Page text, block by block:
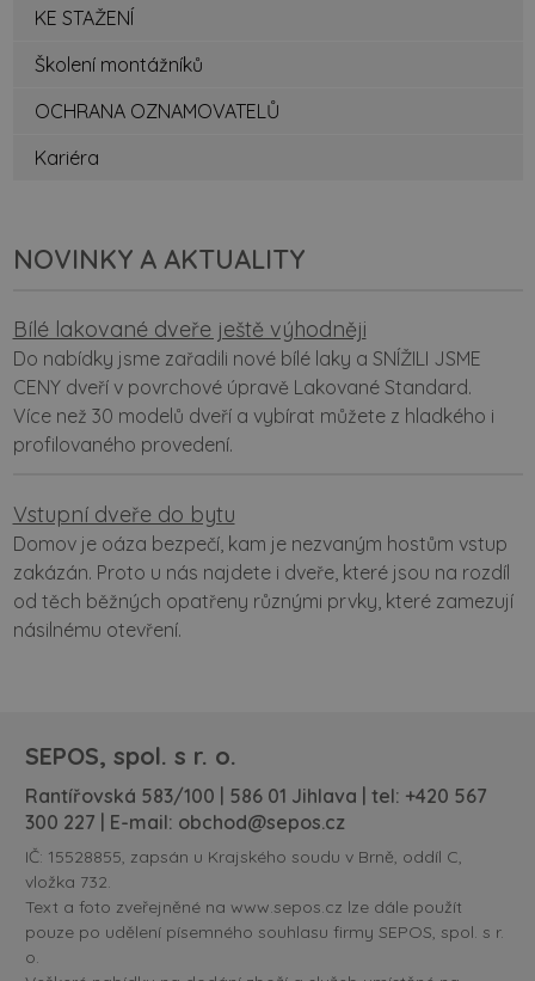
KE STAŽENÍ
Školení montážníků
OCHRANA OZNAMOVATELŮ
Kariéra
NOVINKY A AKTUALITY
Bílé lakované dveře ještě výhodněji
Do nabídky jsme zařadili nové bílé laky a SNÍŽILI JSME
CENY dveří v povrchové úpravě Lakované Standard.
Více než 30 modelů dveří a vybírat můžete z hladkého i
profilovaného provedení.
Vstupní dveře do bytu
Domov je oáza bezpečí, kam je nezvaným hostům vstup
zakázán. Proto u nás najdete i dveře, které jsou na rozdíl
od těch běžných opatřeny různými prvky, které zamezují
násilnému otevření.
SEPOS, spol. s r. o.
Rantířovská 583/100 | 586 01 Jihlava | tel: +420 567
300 227 | E-mail: obchod@sepos.cz
IČ: 15528855, zapsán u Krajského soudu v Brně, oddíl C,
vložka 732.
Text a foto zveřejněné na www.sepos.cz lze dále použít
pouze po udělení písemného souhlasu firmy SEPOS, spol. s r.
o.